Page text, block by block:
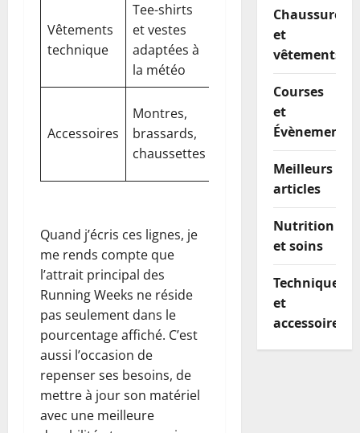
Vêtements
technique
Tee-shirts
et vestes
adaptées à
la météo
Tester la
des tissus
et
Accessoires
Montres,
brassards,
chaussettes
confort
Quand j’écris ces lignes, je
me rends compte que
l’attrait principal des
Running Weeks ne réside
pas seulement dans le
pourcentage affiché. C’est
aussi l’occasion de
repenser ses besoins, de
mettre à jour son matériel
avec une meilleure
Chaussures
et
vêtements
Courses
et
Évènements
Meilleurs
articles
Nutrition
et soins
Techniques
et
accessoires